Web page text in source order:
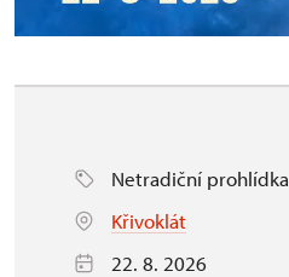
Netradiční prohlídka
Křivoklát
22. 8. 2026